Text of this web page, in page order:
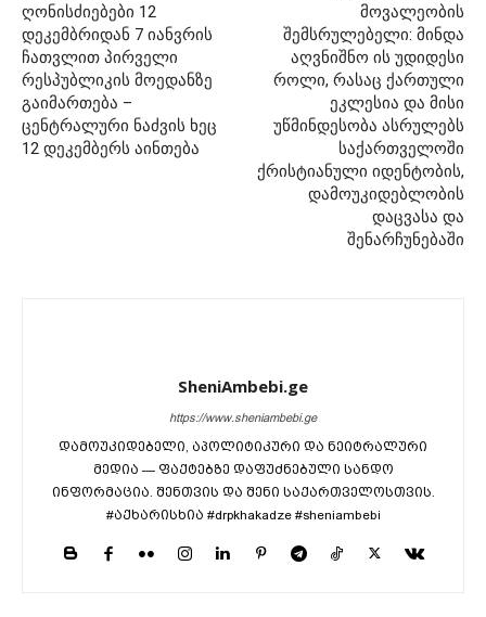
ღონისძიებები 12
დეკემბრიდან 7 იანვრის
ჩათვლით პირველი
რესპუბლიკის მოედანზე
გაიმართება –
ცენტრალური ნაძვის ხეც
12 დეკემბერს აინთება
მოვალეობის
შემსრულებელი: მინდა
აღვნიშნო ის უდიდესი
როლი, რასაც ქართული
ეკლესია და მისი
უწმინდესობა ასრულებს
საქართველოში
ქრისტიანული იდენტობის,
დამოუკიდებლობის
დაცვასა და
შენარჩუნებაში
SheniAmbebi.ge
https://www.sheniambebi.ge
დამოუკიდებელი, აპოლიტიკური და ნეიტრალური
მედია — ფაქტებზე დაფუძნებული სანდო
ინფორმაცია. შენთვის და შენი საქართველოსთვის.
#აქხარისხია #drpkhakadze #sheniambebi